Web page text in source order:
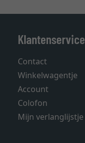
Klantenservice
Contact
Winkelwagentje
Account
Colofon
Mijn verlanglijstje